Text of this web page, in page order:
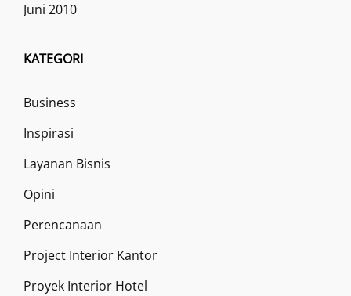
Juni 2010
KATEGORI
Business
Inspirasi
Layanan Bisnis
Opini
Perencanaan
Project Interior Kantor
Proyek Interior Hotel